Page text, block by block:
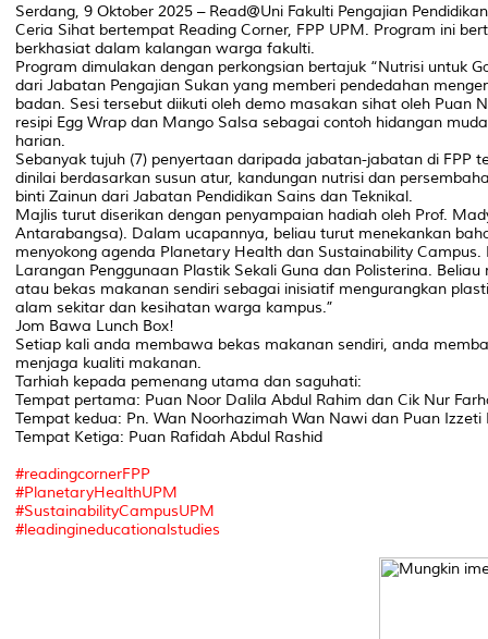
Serdang, 9 Oktober 2025 – Read@Uni Fakulti Pengajian
Ceria Sihat bertempat Reading Corner, FPP UPM. Program ini
berkhasiat dalam kalangan warga fakulti.
Program dimulakan dengan perkongsian bertajuk “Nutrisi untuk
dari Jabatan Pengajian Sukan yang memberi pendedahan
badan. Sesi tersebut diikuti oleh demo masakan sihat oleh Puan
resipi Egg Wrap dan Mango Salsa sebagai contoh hidangan
harian.
Sebanyak tujuh (7) penyertaan daripada jabatan-jabatan di
dinilai berdasarkan susun atur, kandungan nutrisi dan
binti Zainun dari Jabatan Pendidikan Sains dan Teknikal.
Majlis turut diserikan dengan penyampaian hadiah oleh Prof.
Antarabangsa). Dalam ucapannya, beliau turut menekankan
menyokong agenda Planetary Health dan Sustainability
Larangan Penggunaan Plastik Sekali Guna dan Polisterina.
atau bekas makanan sendiri sebagai inisiatif mengurangkan
alam sekitar dan kesihatan warga kampus.”
Jom Bawa Lunch Box!
Setiap kali anda membawa bekas makanan sendiri, anda
menjaga kualiti makanan.
Tarhiah kepada pemenang utama dan saguhati:
Tempat pertama: Puan Noor Dalila Abdul Rahim dan Cik Nur
Tempat kedua: Pn. Wan Noorhazimah Wan Nawi dan Puan Izzeti
Tempat Ketiga: Puan Rafidah Abdul Rashid
#readingcornerFPP
#PlanetaryHealthUPM
#SustainabilityCampusUPM
#leadingineducationalstudies